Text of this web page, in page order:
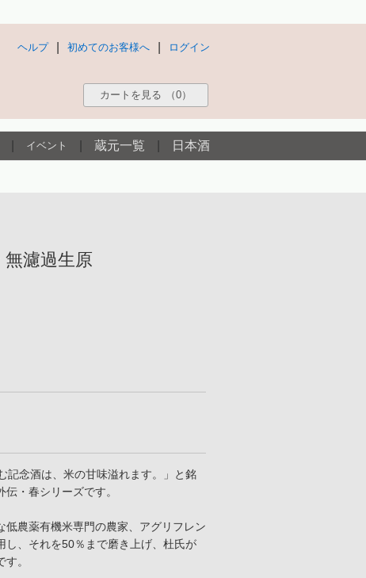
ログイン
初めてのお客様へ
ヘルプ
カートを見る （0）
イベント 蔵元一覧 日本酒
濾過生原
記念酒は、米の甘味溢れます。」と銘
・春シリーズです。
農薬有機米専門の農家、アグリフレン
し、それを50％まで磨き上げ、杜氏が
。